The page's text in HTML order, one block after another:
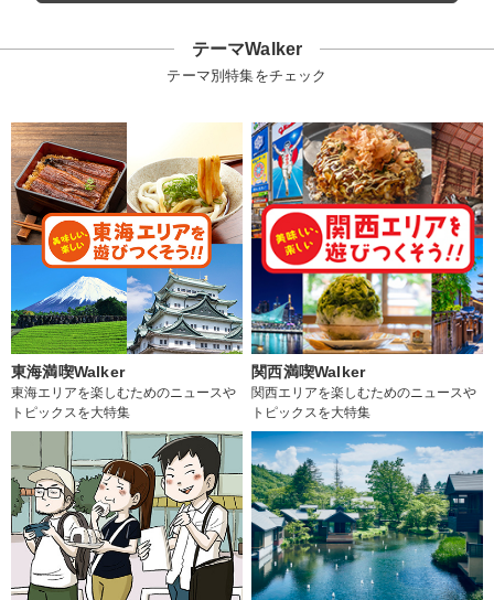
テーマWalker
テーマ別特集をチェック
東海満喫Walker
東海エリアを楽しむためのニュースや
トピックスを大特集
関西満喫Walker
関西エリアを楽しむためのニュースや
トピックスを大特集